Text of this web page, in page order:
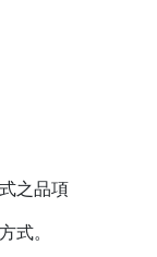
之品項
式。